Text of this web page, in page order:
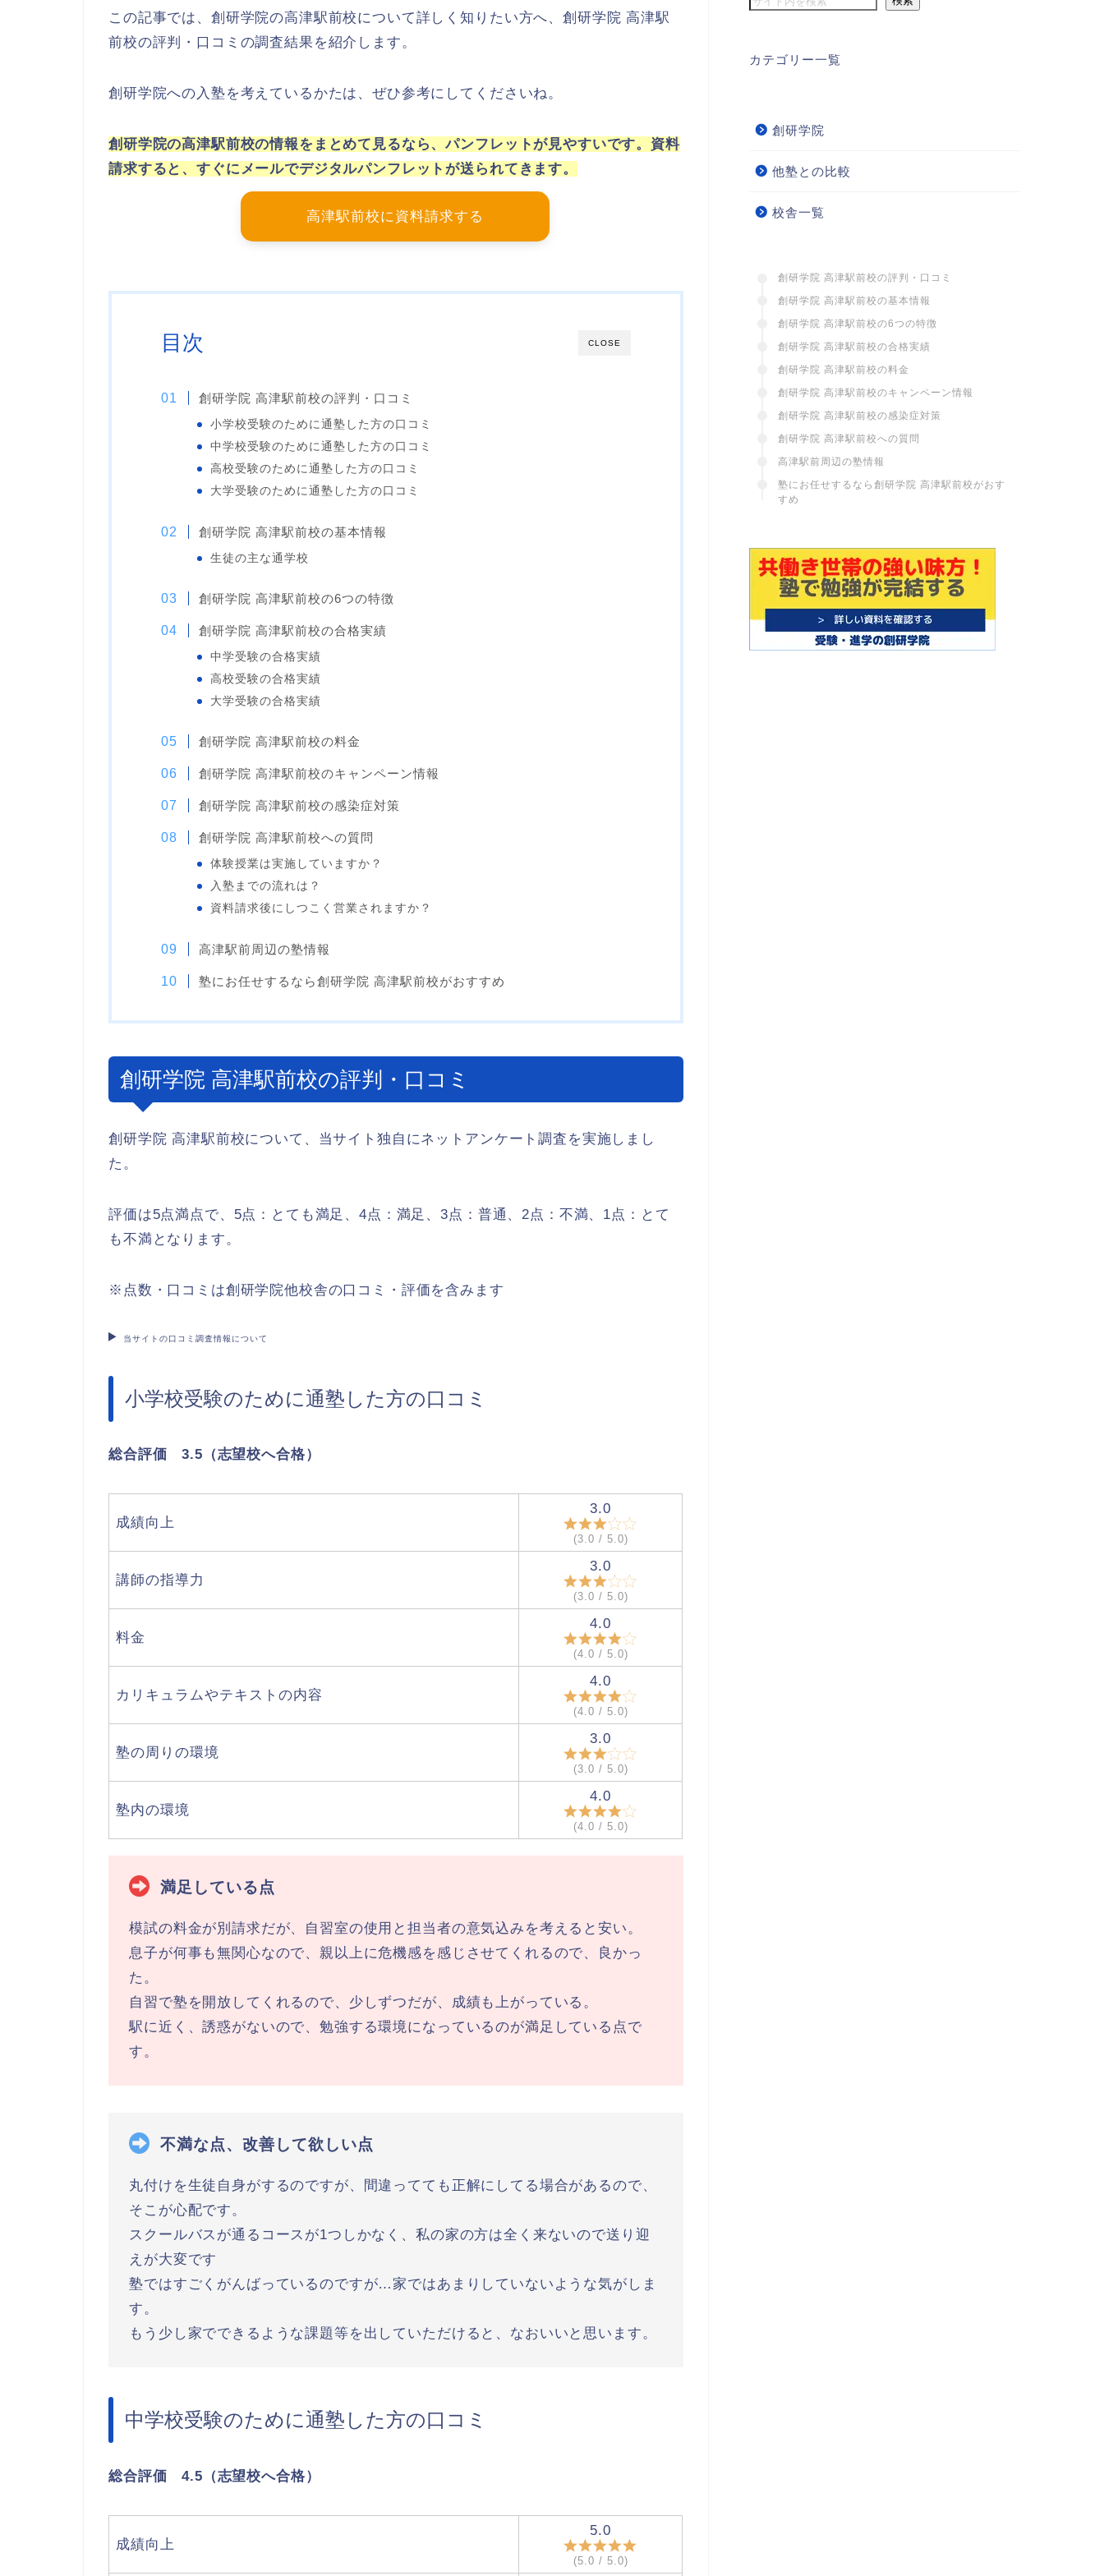
この記事では、創研学院の高津駅前校について詳しく知りたい方へ、創研学院 高津駅
前校の評判・口コミの調査結果を紹介します。
創研学院への入塾を考えているかたは、ぜひ参考にしてくださいね。
創研学院の高津駅前校の情報をまとめて見るなら、パンフレットが見やすいです。資料
請求すると、すぐにメールでデジタルパンフレットが送られてきます。
高津駅前校に資料請求する
CLOSE
目次
創研学院 高津駅前校の評判・口コミ
小学校受験のために通塾した方の口コミ
中学校受験のために通塾した方の口コミ
高校受験のために通塾した方の口コミ
大学受験のために通塾した方の口コミ
創研学院 高津駅前校の基本情報
生徒の主な通学校
創研学院 高津駅前校の6つの特徴
創研学院 高津駅前校の合格実績
中学受験の合格実績
高校受験の合格実績
大学受験の合格実績
創研学院 高津駅前校の料金
創研学院 高津駅前校のキャンペーン情報
創研学院 高津駅前校の感染症対策
創研学院 高津駅前校への質問
体験授業は実施していますか？
入塾までの流れは？
資料請求後にしつこく営業されますか？
高津駅前周辺の塾情報
塾にお任せするなら創研学院 高津駅前校がおすすめ
創研学院 高津駅前校の評判・口コミ
創研学院 高津駅前校について、当サイト独自にネットアンケート調査を実施しまし
た。
評価は5点満点で、5点：とても満足、4点：満足、3点：普通、2点：不満、1点：とて
も不満となります。
※点数・口コミは創研学院他校舎の口コミ・評価を含みます
当サイトの口コミ調査情報について
小学校受験のために通塾した方の口コミ
総合評価 3.5（志望校へ合格）
成績向上
3.0
(3.0 / 5.0)
講師の指導力
3.0
(3.0 / 5.0)
料金
4.0
(4.0 / 5.0)
カリキュラムやテキストの内容
4.0
(4.0 / 5.0)
塾の周りの環境
3.0
(3.0 / 5.0)
塾内の環境
4.0
(4.0 / 5.0)
満足している点
模試の料金が別請求だが、自習室の使用と担当者の意気込みを考えると安い。
息子が何事も無関心なので、親以上に危機感を感じさせてくれるので、良かっ
た。
自習で塾を開放してくれるので、少しずつだが、成績も上がっている。
駅に近く、誘惑がないので、勉強する環境になっているのが満足している点で
す。
不満な点、改善して欲しい点
丸付けを生徒自身がするのですが、間違ってても正解にしてる場合があるので、
そこが心配です。
スクールバスが通るコースが1つしかなく、私の家の方は全く来ないので送り迎
えが大変です
塾ではすごくがんばっているのですが…家ではあまりしていないような気がしま
す。
もう少し家でできるような課題等を出していただけると、なおいいと思います。
中学校受験のために通塾した方の口コミ
総合評価 4.5（志望校へ合格）
成績向上
5.0
(5.0 / 5.0)
カテゴリー一覧
創研学院
他塾との比較
校舎一覧
創研学院 高津駅前校の評判・口コミ
創研学院 高津駅前校の基本情報
創研学院 高津駅前校の6つの特徴
創研学院 高津駅前校の合格実績
創研学院 高津駅前校の料金
創研学院 高津駅前校のキャンペーン情報
創研学院 高津駅前校の感染症対策
創研学院 高津駅前校への質問
高津駅前周辺の塾情報
塾にお任せするなら創研学院 高津駅前校がおす
すめ